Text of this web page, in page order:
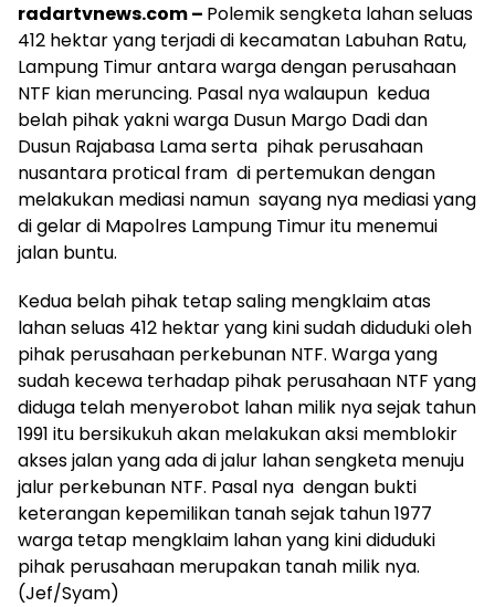
radartvnews.com – Polemik sengketa lahan seluas
412 hektar yang terjadi di kecamatan Labuhan Ratu,
Lampung Timur antara warga dengan perusahaan
NTF kian meruncing. Pasal nya walaupun kedua
belah pihak yakni warga Dusun Margo Dadi dan
Dusun Rajabasa Lama serta pihak perusahaan
nusantara protical fram di pertemukan dengan
melakukan mediasi namun sayang nya mediasi yang
di gelar di Mapolres Lampung Timur itu menemui
jalan buntu.
Kedua belah pihak tetap saling mengklaim atas
lahan seluas 412 hektar yang kini sudah diduduki oleh
pihak perusahaan perkebunan NTF. Warga yang
sudah kecewa terhadap pihak perusahaan NTF yang
diduga telah menyerobot lahan milik nya sejak tahun
1991 itu bersikukuh akan melakukan aksi memblokir
akses jalan yang ada di jalur lahan sengketa menuju
jalur perkebunan NTF. Pasal nya dengan bukti
keterangan kepemilikan tanah sejak tahun 1977
warga tetap mengklaim lahan yang kini diduduki
pihak perusahaan merupakan tanah milik nya.
(Jef/Syam)